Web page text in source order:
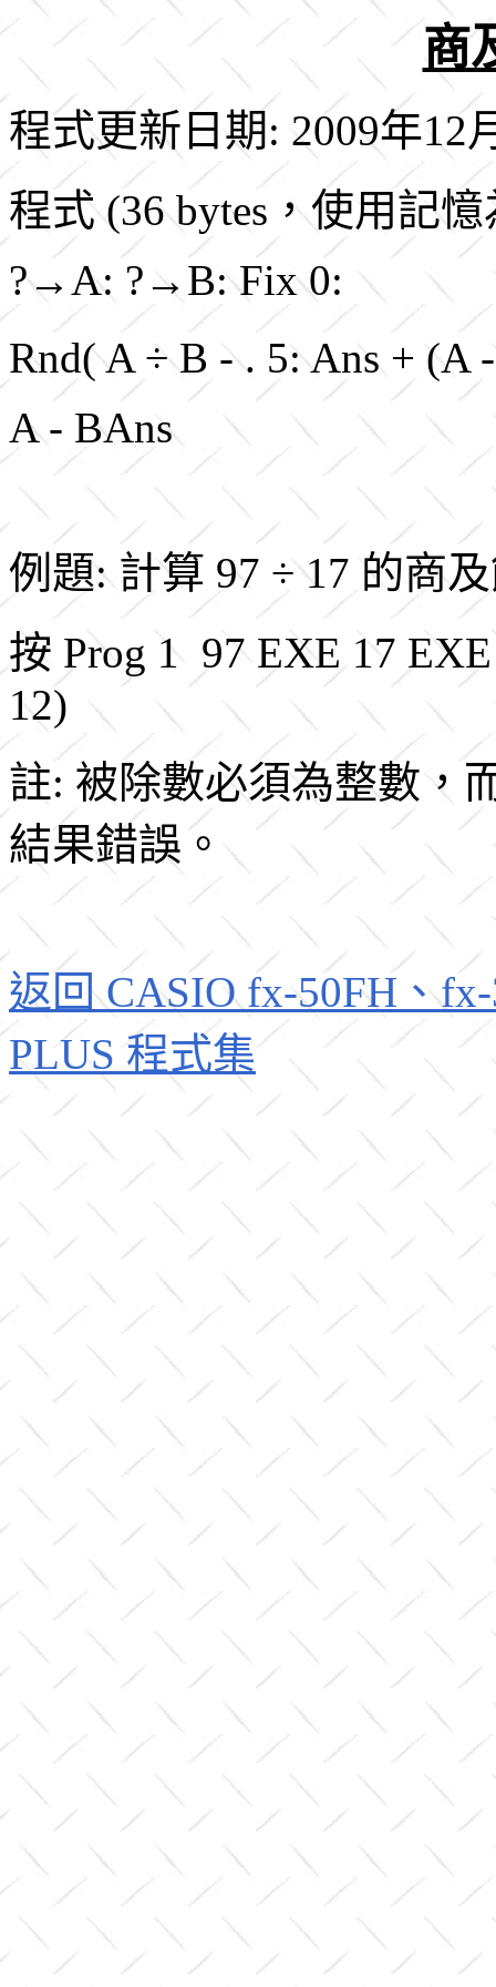
商
程式更新日期: 2009年12
程式 (36 bytes，使用記
?→A: ?→B: Fix 0:
Rnd( A ÷ B - . 5: Ans +
A - BAns
例題: 計算 97 ÷ 17 的商
按 Prog 1 97 EXE 17
12)
註: 被除數必須為整數，
結果錯誤。
返回 CASIO fx-50FH、
PLUS 程式集